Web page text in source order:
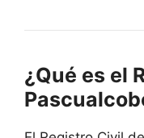
¿Qué es el